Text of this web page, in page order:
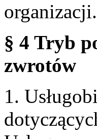
organizacji.
§ 4 Tryb
zwrotów
1.